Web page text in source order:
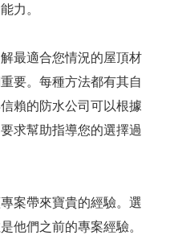
力。
最適合您情況的屋頂材
要。每種方法都有其自
賴的防水公司可以根據
求幫助指導您的選擇過
案帶來寶貴的經驗。選
他們之前的專案經驗。